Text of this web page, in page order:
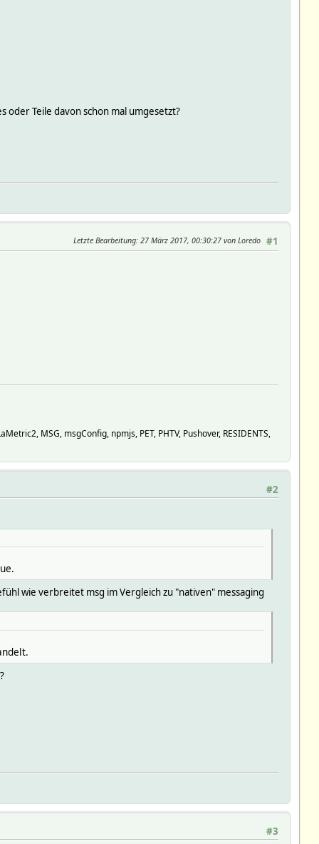
oder Teile davon schon mal umgesetzt?
#1
Letzte Bearbeitung: 27 März 2017, 00:30:27 von Loredo
MSG, msgConfig, npmjs, PET, PHTV, Pushover, RESIDENTS,
#2
wie verbreitet msg im Vergleich zu "nativen" messaging
#3